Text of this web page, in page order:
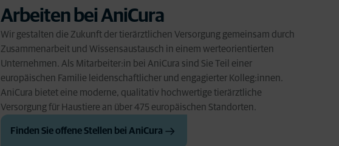
Arbeiten bei AniCura
Wir gestalten die Zukunft der tierärztlichen Versorgung gemeinsam durch
Zusammenarbeit und Wissensaustausch in einem werteorientierten
Unternehmen. Als Mitarbeiter:in bei AniCura sind Sie Teil einer
europäischen Familie leidenschaftlicher und engagierter Kolleg:innen.
AniCura bietet eine moderne, qualitativ hochwertige tierärztliche
Versorgung für Haustiere an über 475 europäischen Standorten.
Finden Sie offene Stellen bei AniCura